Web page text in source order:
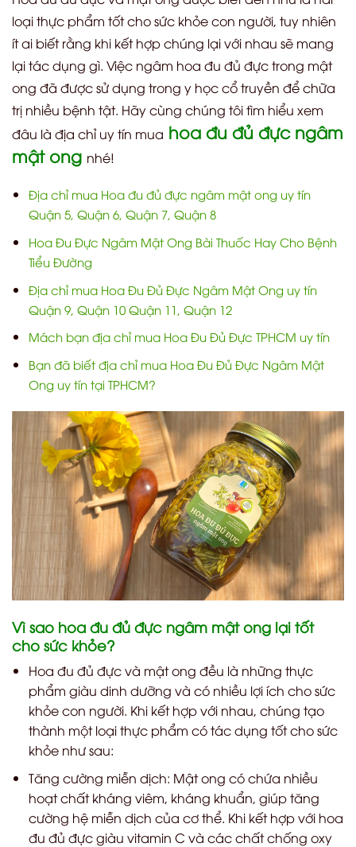
loại thực phẩm tốt cho sức khỏe con người, tuy nhiên
ít ai biết rằng khi kết hợp chúng lại với nhau sẽ mang
lại tác dụng gì. Việc ngâm hoa đu đủ đực trong mật
ong đã được sử dụng trong y học cổ truyền để chữa
trị nhiều bệnh tật. Hãy cùng chúng tôi tìm hiểu xem
đâu là địa chỉ uy tín mua hoa đu đủ đực ngâm
mật ong nhé!
Địa chỉ mua Hoa đu đủ đực ngâm mật ong uy tín
Quận 5, Quận 6, Quận 7, Quận 8
Hoa Đu Đực Ngâm Mật Ong Bài Thuốc Hay Cho Bệnh
Tiểu Đường
Địa chỉ mua Hoa Đu Đủ Đực Ngâm Mật Ong uy tín
Quận 9, Quận 10 Quận 11, Quận 12
Mách bạn địa chỉ mua Hoa Đu Đủ Đực TPHCM uy tín
Bạn đã biết địa chỉ mua Hoa Đu Đủ Đực Ngâm Mật
Ong uy tín tại TPHCM?
Vì sao hoa đu đủ đực ngâm mật ong lại tốt
cho sức khỏe?
Hoa đu đủ đực và mật ong đều là những thực
phẩm giàu dinh dưỡng và có nhiều lợi ích cho sức
khỏe con người. Khi kết hợp với nhau, chúng tạo
thành một loại thực phẩm có tác dụng tốt cho sức
khỏe như sau:
Tăng cường miễn dịch: Mật ong có chứa nhiều
hoạt chất kháng viêm, kháng khuẩn, giúp tăng
cường hệ miễn dịch của cơ thể. Khi kết hợp với hoa
đu đủ đực giàu vitamin C và các chất chống oxy